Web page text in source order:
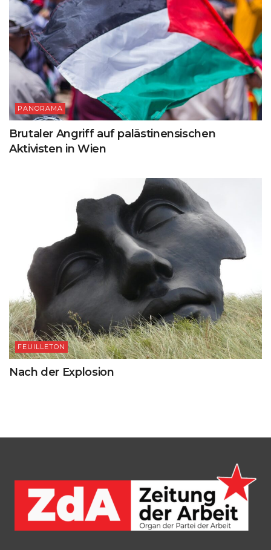
PANORAMA
Brutaler Angriff auf palästinensischen
Aktivisten in Wien
FEUILLETON
Nach der Explosion